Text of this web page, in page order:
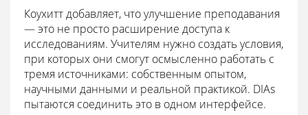
Коухитт добавляет, что улучшение преподавания
— это не просто расширение доступа к
исследованиям. Учителям нужно создать условия,
при которых они смогут осмысленно работать с
тремя источниками: собственным опытом,
научными данными и реальной практикой. DIAs
пытаются соединить это в одном интерфейсе.